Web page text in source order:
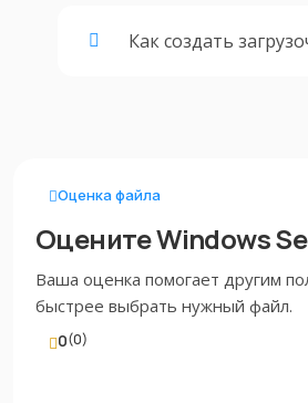
Как создать
Оценка файла
Оцените Windows
Ваша оценка помогает другим
быстрее выбрать нужный файл.
0(0)